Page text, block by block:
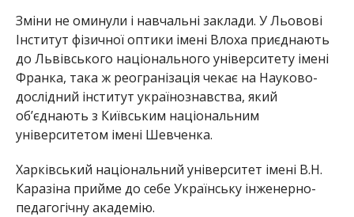
Зміни не оминули і навчальні заклади. У Льовові
Інститут фізичної оптики імені Влоха приєднають
до Львівського національного університету імені
Франка, така ж реогранізація чекає на Науково-
дослідний інститут українознавства, який
об’єднають з Київським національним
університетом імені Шевченка.
Харківський національний університет імені В.Н.
Каразіна прийме до себе Українську інженерно-
педагогічну академію.